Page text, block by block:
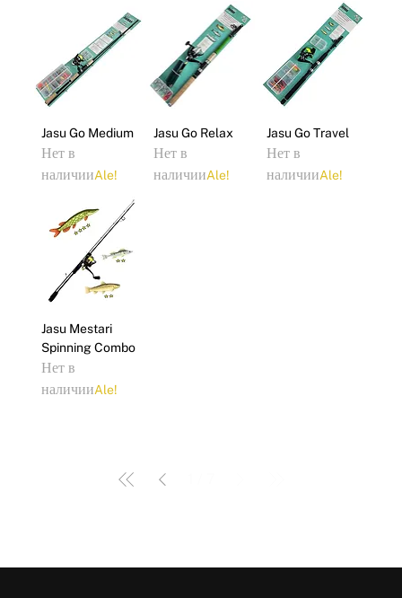
Jasu Go Medium
Нет в
наличииAle!
Jasu Go Relax
Нет в
наличииAle!
Jasu Go Travel
Нет в
наличииAle!
Jasu Mestari
Spinning Combo
Нет в
наличииAle!